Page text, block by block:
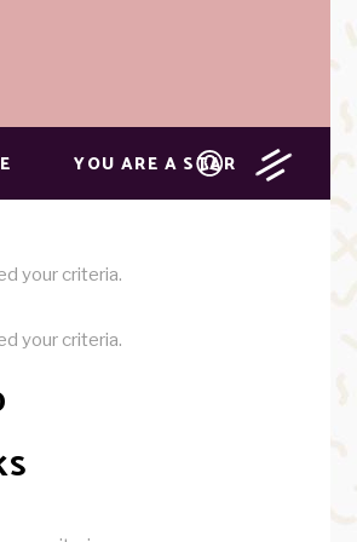
YOU ARE A STAR
your criteria.
your criteria.